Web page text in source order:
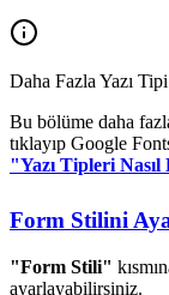
Daha Fazla Yazı Tipi
Bu bölüme daha
tıklayıp Google
"Yazı Tipleri
Form Stilini
"Form Stili"
ayarlayabilirsiniz.